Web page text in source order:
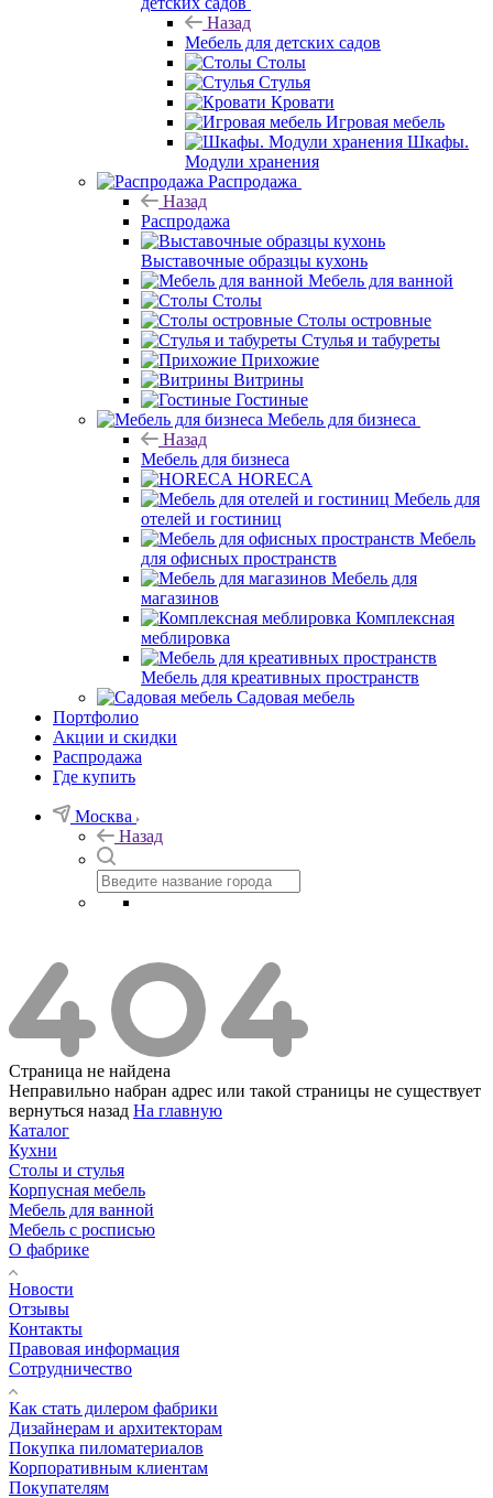
Назад
Мебель для детских садов
Столы
Стулья
Кровати
Игровая мебель
Шкафы.
Модули хранения
Распродажа
Назад
Распродажа
Выставочные образцы кухонь
Мебель для ванной
Столы
Столы островные
Стулья и табуреты
Прихожие
Витрины
Гостиные
Мебель для бизнеса
Назад
Мебель для бизнеса
HORECA
Мебель для
отелей и гостиниц
Мебель
для офисных пространств
Мебель для
магазинов
Комплексная
меблировка
Мебель для креативных пространств
Садовая мебель
Портфолио
Акции и скидки
Распродажа
Где купить
Москва
Назад
Страница не найдена
Неправильно набран адрес или такой страницы не существует
вернуться назад На главную
Каталог
Кухни
Столы и стулья
Корпусная мебель
Мебель для ванной
Мебель с росписью
О фабрике
Новости
Отзывы
Контакты
Правовая информация
Сотрудничество
Как стать дилером фабрики
Дизайнерам и архитекторам
Покупка пиломатериалов
Корпоративным клиентам
Покупателям